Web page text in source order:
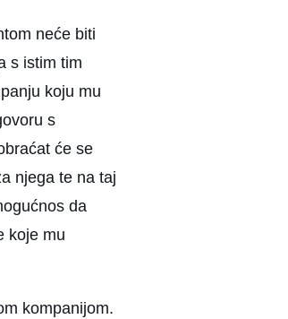
neće biti
s istim tim
koju mu
s
će se
njega te na taj
da
koje mu
kompanijom.